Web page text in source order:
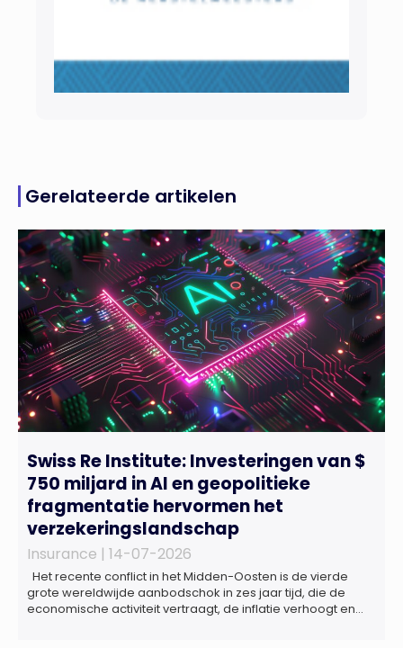
Gerelateerde artikelen
Swiss Re Institute: Investeringen van $
750 miljard in AI en geopolitieke
fragmentatie hervormen het
verzekeringslandschap
Insurance | 14-07-2026
Het recente conflict in het Midden-Oosten is de vierde
grote wereldwijde aanbodschok in zes jaar tijd, die de
economische activiteit vertraagt, de inflatie verhoogt en